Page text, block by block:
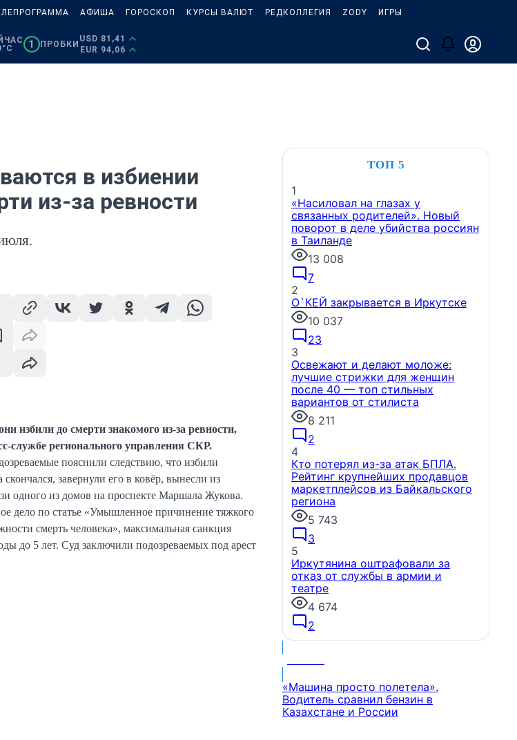
АФИША ГОРОСКОП КУРСЫ ВАЛЮТ РЕДКОЛЛЕГИЯ ZODY ИГРЫ
1 ПРОБКИ
USD 81,41
EUR 94,06
в избиении
из-за ревности
избили до смерти знакомого из-за ревности,
регионального управления СКР.
пояснили следствию, что избили
завернули его в ковёр, вынесли из
одного из домов на проспекте Маршала Жукова.
дело по статье «Умышленное причинение тяжкого
смерть человека», максимальная санкция
до 5 лет. Суд заключили подозреваемых под арест
ТОП 5
1
«Насиловал на глазах у
связанных родителей». Новый
поворот в деле убийства россиян
в Таиланде
13 008
7
2
О`КЕЙ закрывается в Иркутске
10 037
23
3
Освежают и делают моложе:
лучшие стрижки для женщин
после 40 — топ стильных
вариантов от стилиста
8 211
2
4
Кто потерял из-за атак БПЛА.
Рейтинг крупнейших продавцов
маркетплейсов из Байкальского
региона
5 743
3
5
Иркутянина оштрафовали за
отказ от службы в армии и
театре
4 674
2
«Машина просто полетела».
Водитель сравнил бензин в
Казахстане и России